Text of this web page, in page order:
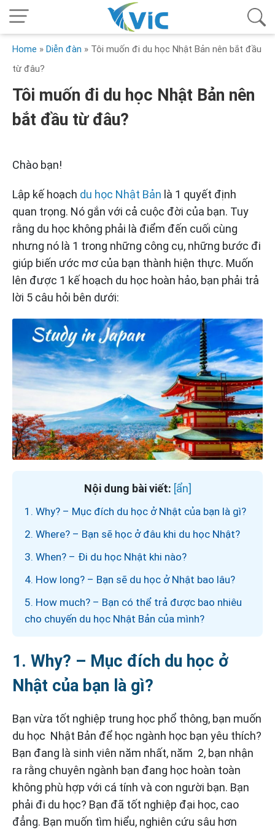
Home » Diễn đàn » Tôi muốn đi du học Nhật Bản nên bắt đầu
từ đâu?
Tôi muốn đi du học Nhật Bản nên
bắt đầu từ đâu?
Chào bạn!
Lập kế hoạch du học Nhật Bản là 1 quyết định
quan trọng. Nó gắn với cả cuộc đời của bạn. Tuy
rằng du học không phải là điểm đến cuối cùng
nhưng nó là 1 trong những công cụ, những bước đi
giúp biến ước mơ của bạn thành hiện thực. Muốn
lên được 1 kế hoạch du học hoàn hảo, bạn phải trả
lời 5 câu hỏi bên dưới:
Nội dung bài viết:
1. Why? – Mục đích du học ở Nhật của bạn là gì?
2. Where? – Bạn sẽ học ở đâu khi du học Nhật?
3. When? – Đi du học Nhật khi nào?
4. How long? – Bạn sẽ du học ở Nhật bao lâu?
5. How much? – Bạn có thể trả được bao nhiêu
cho chuyến du học Nhật Bản của mình?
1. Why? – Mục đích du học ở
Nhật của bạn là gì?
Bạn vừa tốt nghiệp trung học phổ thông, bạn muốn
du học Nhật Bản để học ngành học bạn yêu thích?
Bạn đang là sinh viên năm nhất, năm 2, bạn nhận
ra rằng chuyên ngành bạn đang học hoàn toàn
không phù hợp với cá tính và con người bạn. Bạn
phải đi du học? Bạn đã tốt nghiệp đại học, cao
đẳng. Bạn muốn tìm hiểu, nghiên cứu sâu hơn